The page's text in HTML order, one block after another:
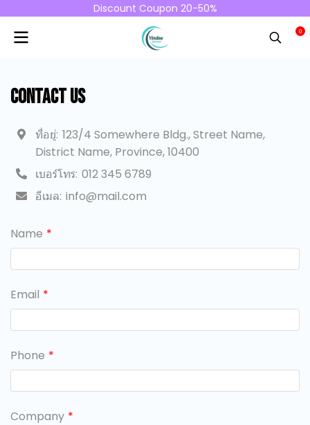
Discount Coupon 20-50%
0
Contact us
ที่อยู่: 123/4 Somewhere Bldg., Street Name,
District Name, Province, 10400
เบอร์โทร: 012 345 6789
อีเมล: info@mail.com
Name
Email
Phone
Company